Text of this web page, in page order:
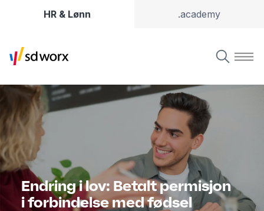
HR & Lønn .academy
Endring i lov: Betalt permisjon
i forbindelse med fødsel